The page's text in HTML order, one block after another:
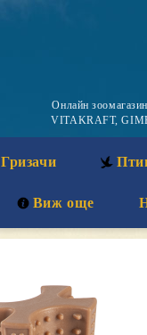
Онлайн
VITAKRAFT,
Гризачи
Виж още